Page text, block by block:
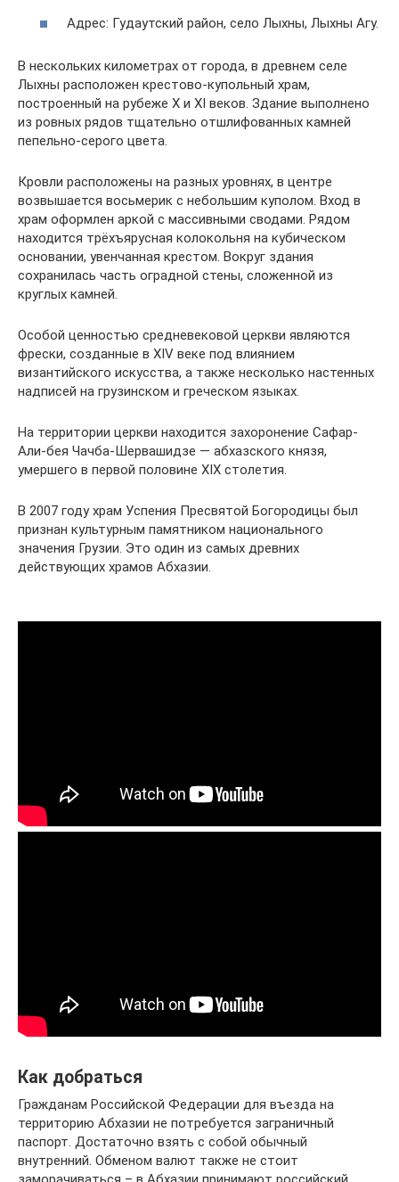
Адрес: Гудаутский район, село Лыхны, Лыхны Агу.
В нескольких километрах от города, в древнем селе
Лыхны расположен крестово-купольный храм,
построенный на рубеже X и XI веков. Здание выполнено
из ровных рядов тщательно отшлифованных камней
пепельно-серого цвета.
Кровли расположены на разных уровнях, в центре
возвышается восьмерик с небольшим куполом. Вход в
храм оформлен аркой с массивными сводами. Рядом
находится трёхъярусная колокольня на кубическом
основании, увенчанная крестом. Вокруг здания
сохранилась часть оградной стены, сложенной из
круглых камней.
Особой ценностью средневековой церкви являются
фрески, созданные в XIV веке под влиянием
византийского искусства, а также несколько настенных
надписей на грузинском и греческом языках.
На территории церкви находится захоронение Сафар-
Али-бея Чачба-Шервашидзе — абхазского князя,
умершего в первой половине XIX столетия.
В 2007 году храм Успения Пресвятой Богородицы был
признан культурным памятником национального
значения Грузии. Это один из самых древних
действующих храмов Абхазии.
Как добраться
Гражданам Российской Федерации для въезда на
территорию Абхазии не потребуется заграничный
паспорт. Достаточно взять с собой обычный
внутренний. Обменом валют также не стоит